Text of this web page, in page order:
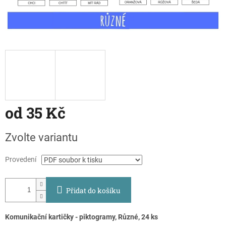
od35 Kč
cena:
Zvolte variantu
Provedení
Přidat do košíku
Komunikační kartičky - piktogramy, Různé, 24 ks